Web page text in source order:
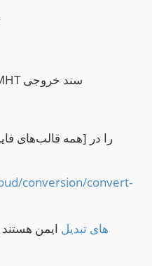
MHT سند خروجی
conversion/convert-
CF2 APIهای تبدیل ایمن هستند